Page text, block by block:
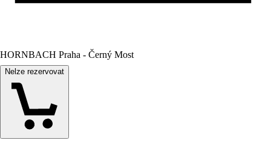
HORNBACH Praha - Černý Most
Nelze rezervovat